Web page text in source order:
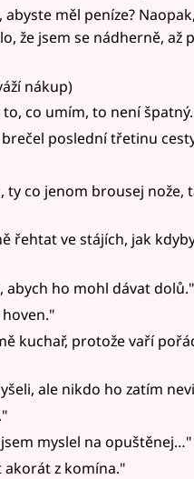
měl peníze?
že jsem se nádherně, až
nákup)
to, co umím, to není
poslední třetinu
ty co jenom brousej nože,
řehtat ve stájích, jak
abych ho mohl dávat dolů."
kuchař, protože vaří
ale nikdo ho zatím
myslel na opuštěnej…"
akorát z komína."